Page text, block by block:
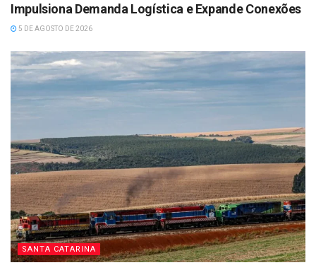
Impulsiona Demanda Logística e Expande Conexões
5 DE AGOSTO DE 2026
SANTA CATARINA